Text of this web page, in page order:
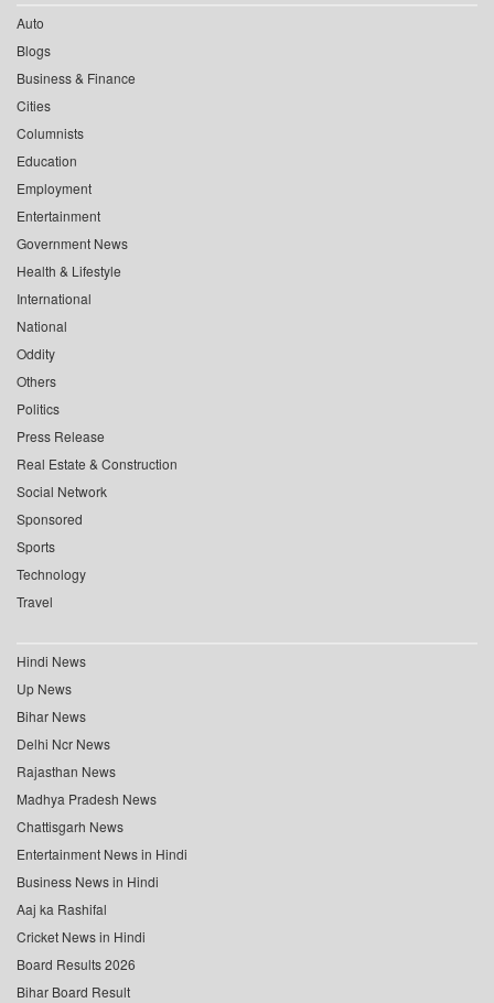
Auto
Blogs
Business & Finance
Cities
Columnists
Education
Employment
Entertainment
Government News
Health & Lifestyle
International
National
Oddity
Others
Politics
Press Release
Real Estate & Construction
Social Network
Sponsored
Sports
Technology
Travel
Hindi News
Up News
Bihar News
Delhi Ncr News
Rajasthan News
Madhya Pradesh News
Chattisgarh News
Entertainment News in Hindi
Business News in Hindi
Aaj ka Rashifal
Cricket News in Hindi
Board Results 2026
Bihar Board Result